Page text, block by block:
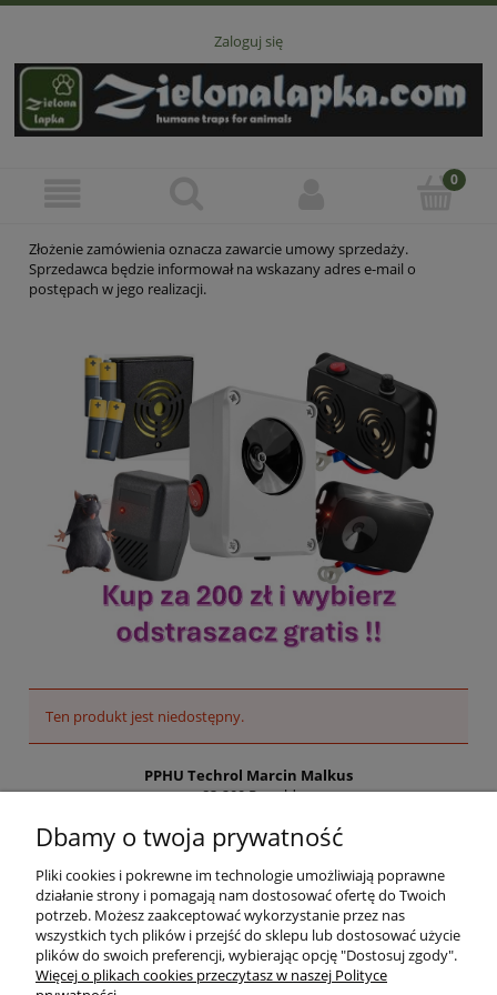
Zaloguj się
Złożenie zamówienia oznacza zawarcie umowy sprzedaży.
Sprzedawca będzie informował na wskazany adres e-mail o
postępach w jego realizacji.
Ten produkt jest niedostępny.
PPHU Techrol Marcin Malkus
83-200 Rywałd
NIP PL5921615578
Regon 192648960
Tel:881 252 525
info@zielonalapka.pl
Dbamy o twoja prywatność
Pliki cookies i pokrewne im technologie umożliwiają poprawne
działanie strony i pomagają nam dostosować ofertę do Twoich
potrzeb. Możesz zaakceptować wykorzystanie przez nas
wszystkich tych plików i przejść do sklepu lub dostosować użycie
plików do swoich preferencji, wybierając opcję "Dostosuj zgody".
Więcej o plikach cookies przeczytasz w naszej Polityce